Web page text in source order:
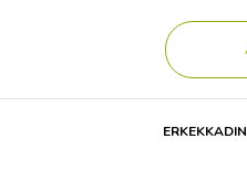
ERKEKKADIN